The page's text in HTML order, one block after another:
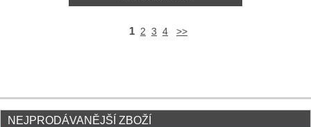
1 2 3 4 >>
NEJPRODÁVANĚJŠÍ ZBOŽÍ